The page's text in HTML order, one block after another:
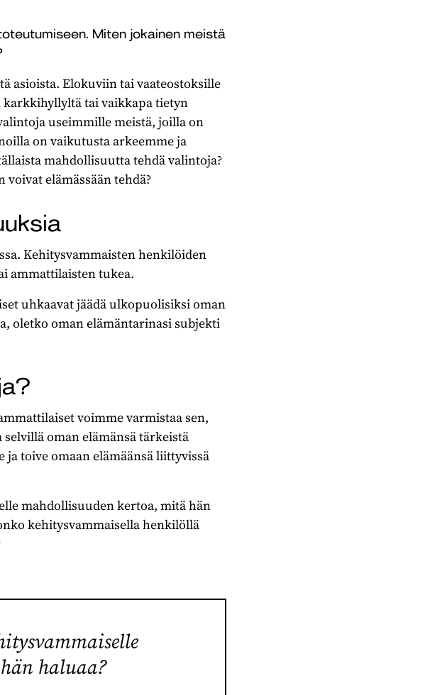
Miten jokainen meistä
asioista. Elokuviin tai vaateostoksille
tai vaikkapa tietyn
useimmille meistä, joilla on
on vaikutusta arkeemme ja
mahdollisuutta tehdä valintoja?
elämässään tehdä?
Kehitysvammaisten henkilöiden
ammattilaisten tukea.
uhkaavat jäädä ulkopuolisiksi oman
oletko oman elämäntarinasi subjekti
voimme varmistaa sen,
oman elämänsä tärkeistä
ja toive omaan elämäänsä liittyvissä
mahdollisuuden kertoa, mitä hän
kehitysvammaisella henkilöllä
haluaa?